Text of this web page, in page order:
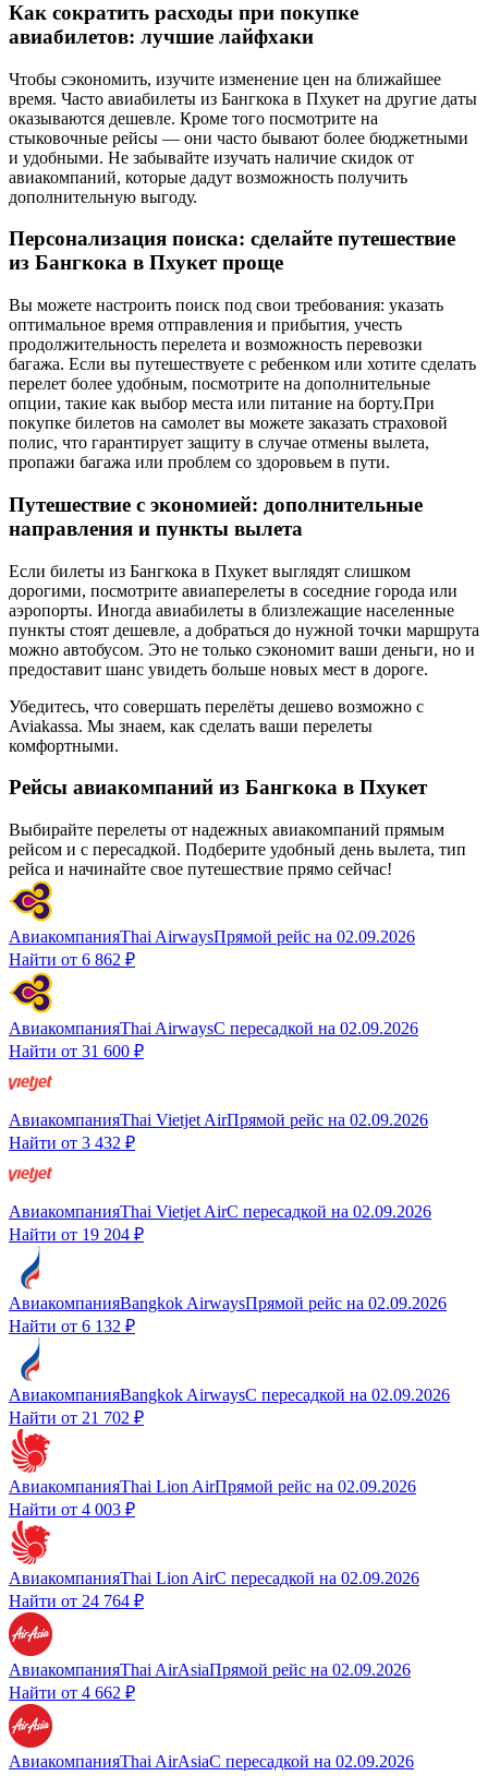
Как сократить расходы при покупке
авиабилетов: лучшие лайфхаки
Чтобы сэкономить, изучите изменение цен на ближайшее
время. Часто авиабилеты из Бангкока в Пхукет на другие даты
оказываются дешевле. Кроме того посмотрите на
стыковочные рейсы — они часто бывают более бюджетными
и удобными. Не забывайте изучать наличие скидок от
авиакомпаний, которые дадут возможность получить
дополнительную выгоду.
Персонализация поиска: сделайте путешествие
из Бангкока в Пхукет проще
Вы можете настроить поиск под свои требования: указать
оптимальное время отправления и прибытия, учесть
продолжительность перелета и возможность перевозки
багажа. Если вы путешествуете с ребенком или хотите сделать
перелет более удобным, посмотрите на дополнительные
опции, такие как выбор места или питание на борту.При
покупке билетов на самолет вы можете заказать страховой
полис, что гарантирует защиту в случае отмены вылета,
пропажи багажа или проблем со здоровьем в пути.
Путешествие с экономией: дополнительные
направления и пункты вылета
Если билеты из Бангкока в Пхукет выглядят слишком
дорогими, посмотрите авиаперелеты в соседние города или
аэропорты. Иногда авиабилеты в близлежащие населенные
пункты стоят дешевле, а добраться до нужной точки маршрута
можно автобусом. Это не только сэкономит ваши деньги, но и
предоставит шанс увидеть больше новых мест в дороге.
Убедитесь, что совершать перелёты дешево возможно с
Aviakassa. Мы знаем, как сделать ваши перелеты
комфортными.
Рейсы авиакомпаний из Бангкока в Пхукет
Выбирайте перелеты от надежных авиакомпаний прямым
рейсом и с пересадкой. Подберите удобный день вылета, тип
рейса и начинайте свое путешествие прямо сейчас!
АвиакомпанияThai AirwaysПрямой рейс на 02.09.2026
Найти от 6 862 ₽
АвиакомпанияThai AirwaysС пересадкой на 02.09.2026
Найти от 31 600 ₽
АвиакомпанияThai Vietjet AirПрямой рейс на 02.09.2026
Найти от 3 432 ₽
АвиакомпанияThai Vietjet AirС пересадкой на 02.09.2026
Найти от 19 204 ₽
АвиакомпанияBangkok AirwaysПрямой рейс на 02.09.2026
Найти от 6 132 ₽
АвиакомпанияBangkok AirwaysС пересадкой на 02.09.2026
Найти от 21 702 ₽
АвиакомпанияThai Lion AirПрямой рейс на 02.09.2026
Найти от 4 003 ₽
АвиакомпанияThai Lion AirС пересадкой на 02.09.2026
Найти от 24 764 ₽
АвиакомпанияThai AirAsiaПрямой рейс на 02.09.2026
Найти от 4 662 ₽
АвиакомпанияThai AirAsiaС пересадкой на 02.09.2026